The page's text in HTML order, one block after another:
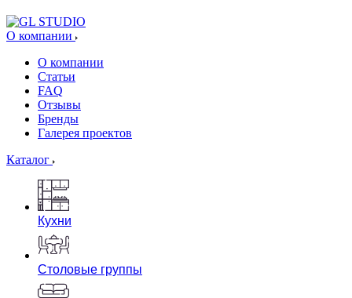
О компании
О компании
Статьи
FAQ
Отзывы
Бренды
Галерея проектов
Каталог
Кухни
Столовые группы